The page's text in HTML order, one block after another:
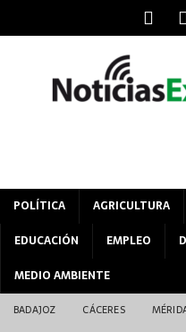
POLÍTICA AGRICULTURA
EDUCACIÓN
EMPLEO
MEDIO AMBIENTE
BADAJOZ CÁCERES